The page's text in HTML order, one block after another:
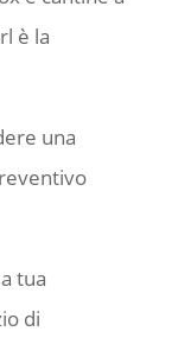
è la
una
tua
di